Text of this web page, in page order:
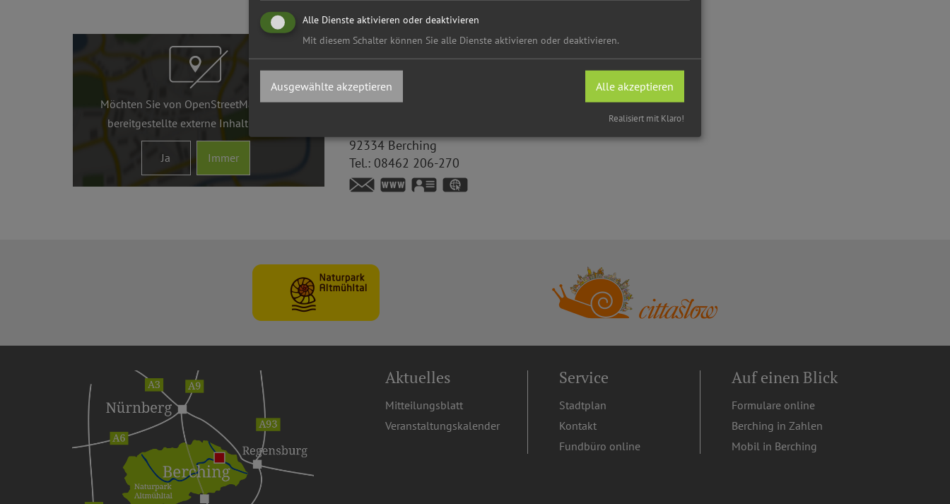
Möchten Sie von OpenStreetMap/Leaflet
bereitgestellte externe Inhalte laden?
Ja Immer
Ansprechpartner
Schule der Dorf- und Landentwicklung
Karl Roth
92334 Berching
Tel.: 08462 206-270
www.sdl-plankstetten.de
vCard
Aktuelles
Mitteilungsblatt
Veranstaltungskalender
Service
Stadtplan
Kontakt
Fundbüro online
Auf einen Blick
Formulare online
Berching in Zahlen
Mobil in Berching
Alle Dienste aktivieren oder deaktivieren
Mit diesem Schalter können Sie alle Dienste aktivieren oder deaktivieren.
Ausgewählte akzeptieren Alle akzeptieren
Realisiert mit Klaro!